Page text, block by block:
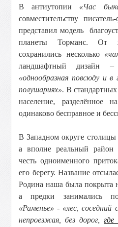
В антиутопии «Час
совместительству
представил модель
планеты Торманс. От
сохранились несколько
ландшафтный дизайн –
«однообразная повсюду и в
полушариях». В
население, разделённое
одинаково бесправное и
В Западном округе столицы
а вполне реальный район
честь одноименного
его берегу. Название
Родина наша была покрыта
а предки занимались
«Раменье» - «лес, соседний
непроезжая, без дорог,